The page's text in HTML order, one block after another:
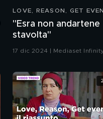
LOVE, REASON, GET EVEN
"Esra non andartene
stavolta"
17 dic 2024 | Mediaset